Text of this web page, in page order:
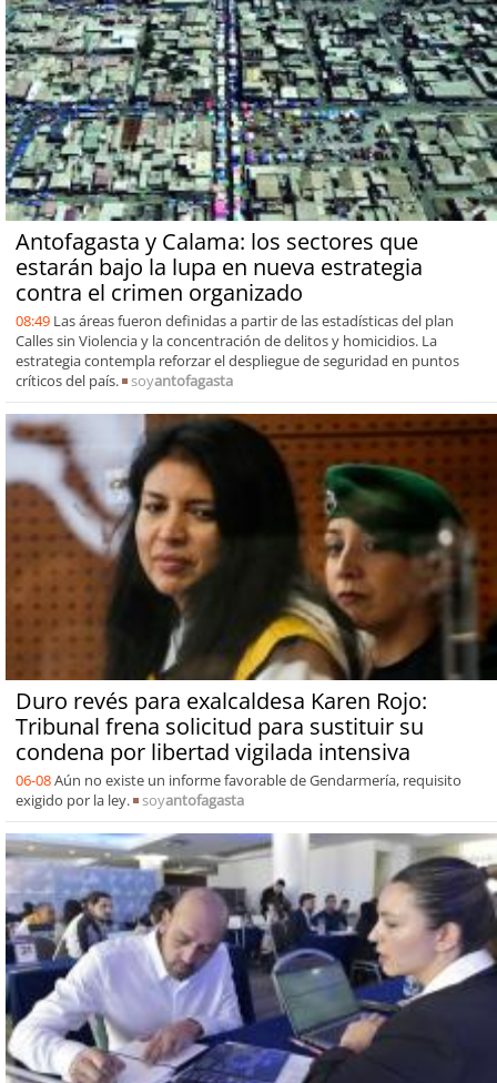
Antofagasta y Calama: los sectores que
estarán bajo la lupa en nueva estrategia
contra el crimen organizado
08:49 Las áreas fueron definidas a partir de las estadísticas del plan
Calles sin Violencia y la concentración de delitos y homicidios. La
estrategia contempla reforzar el despliegue de seguridad en puntos
críticos del país.
soyantofagasta
Duro revés para exalcaldesa Karen Rojo:
Tribunal frena solicitud para sustituir su
condena por libertad vigilada intensiva
06-08Aún no existe un informe favorable de Gendarmería, requisito
exigido por la ley.
soyantofagasta